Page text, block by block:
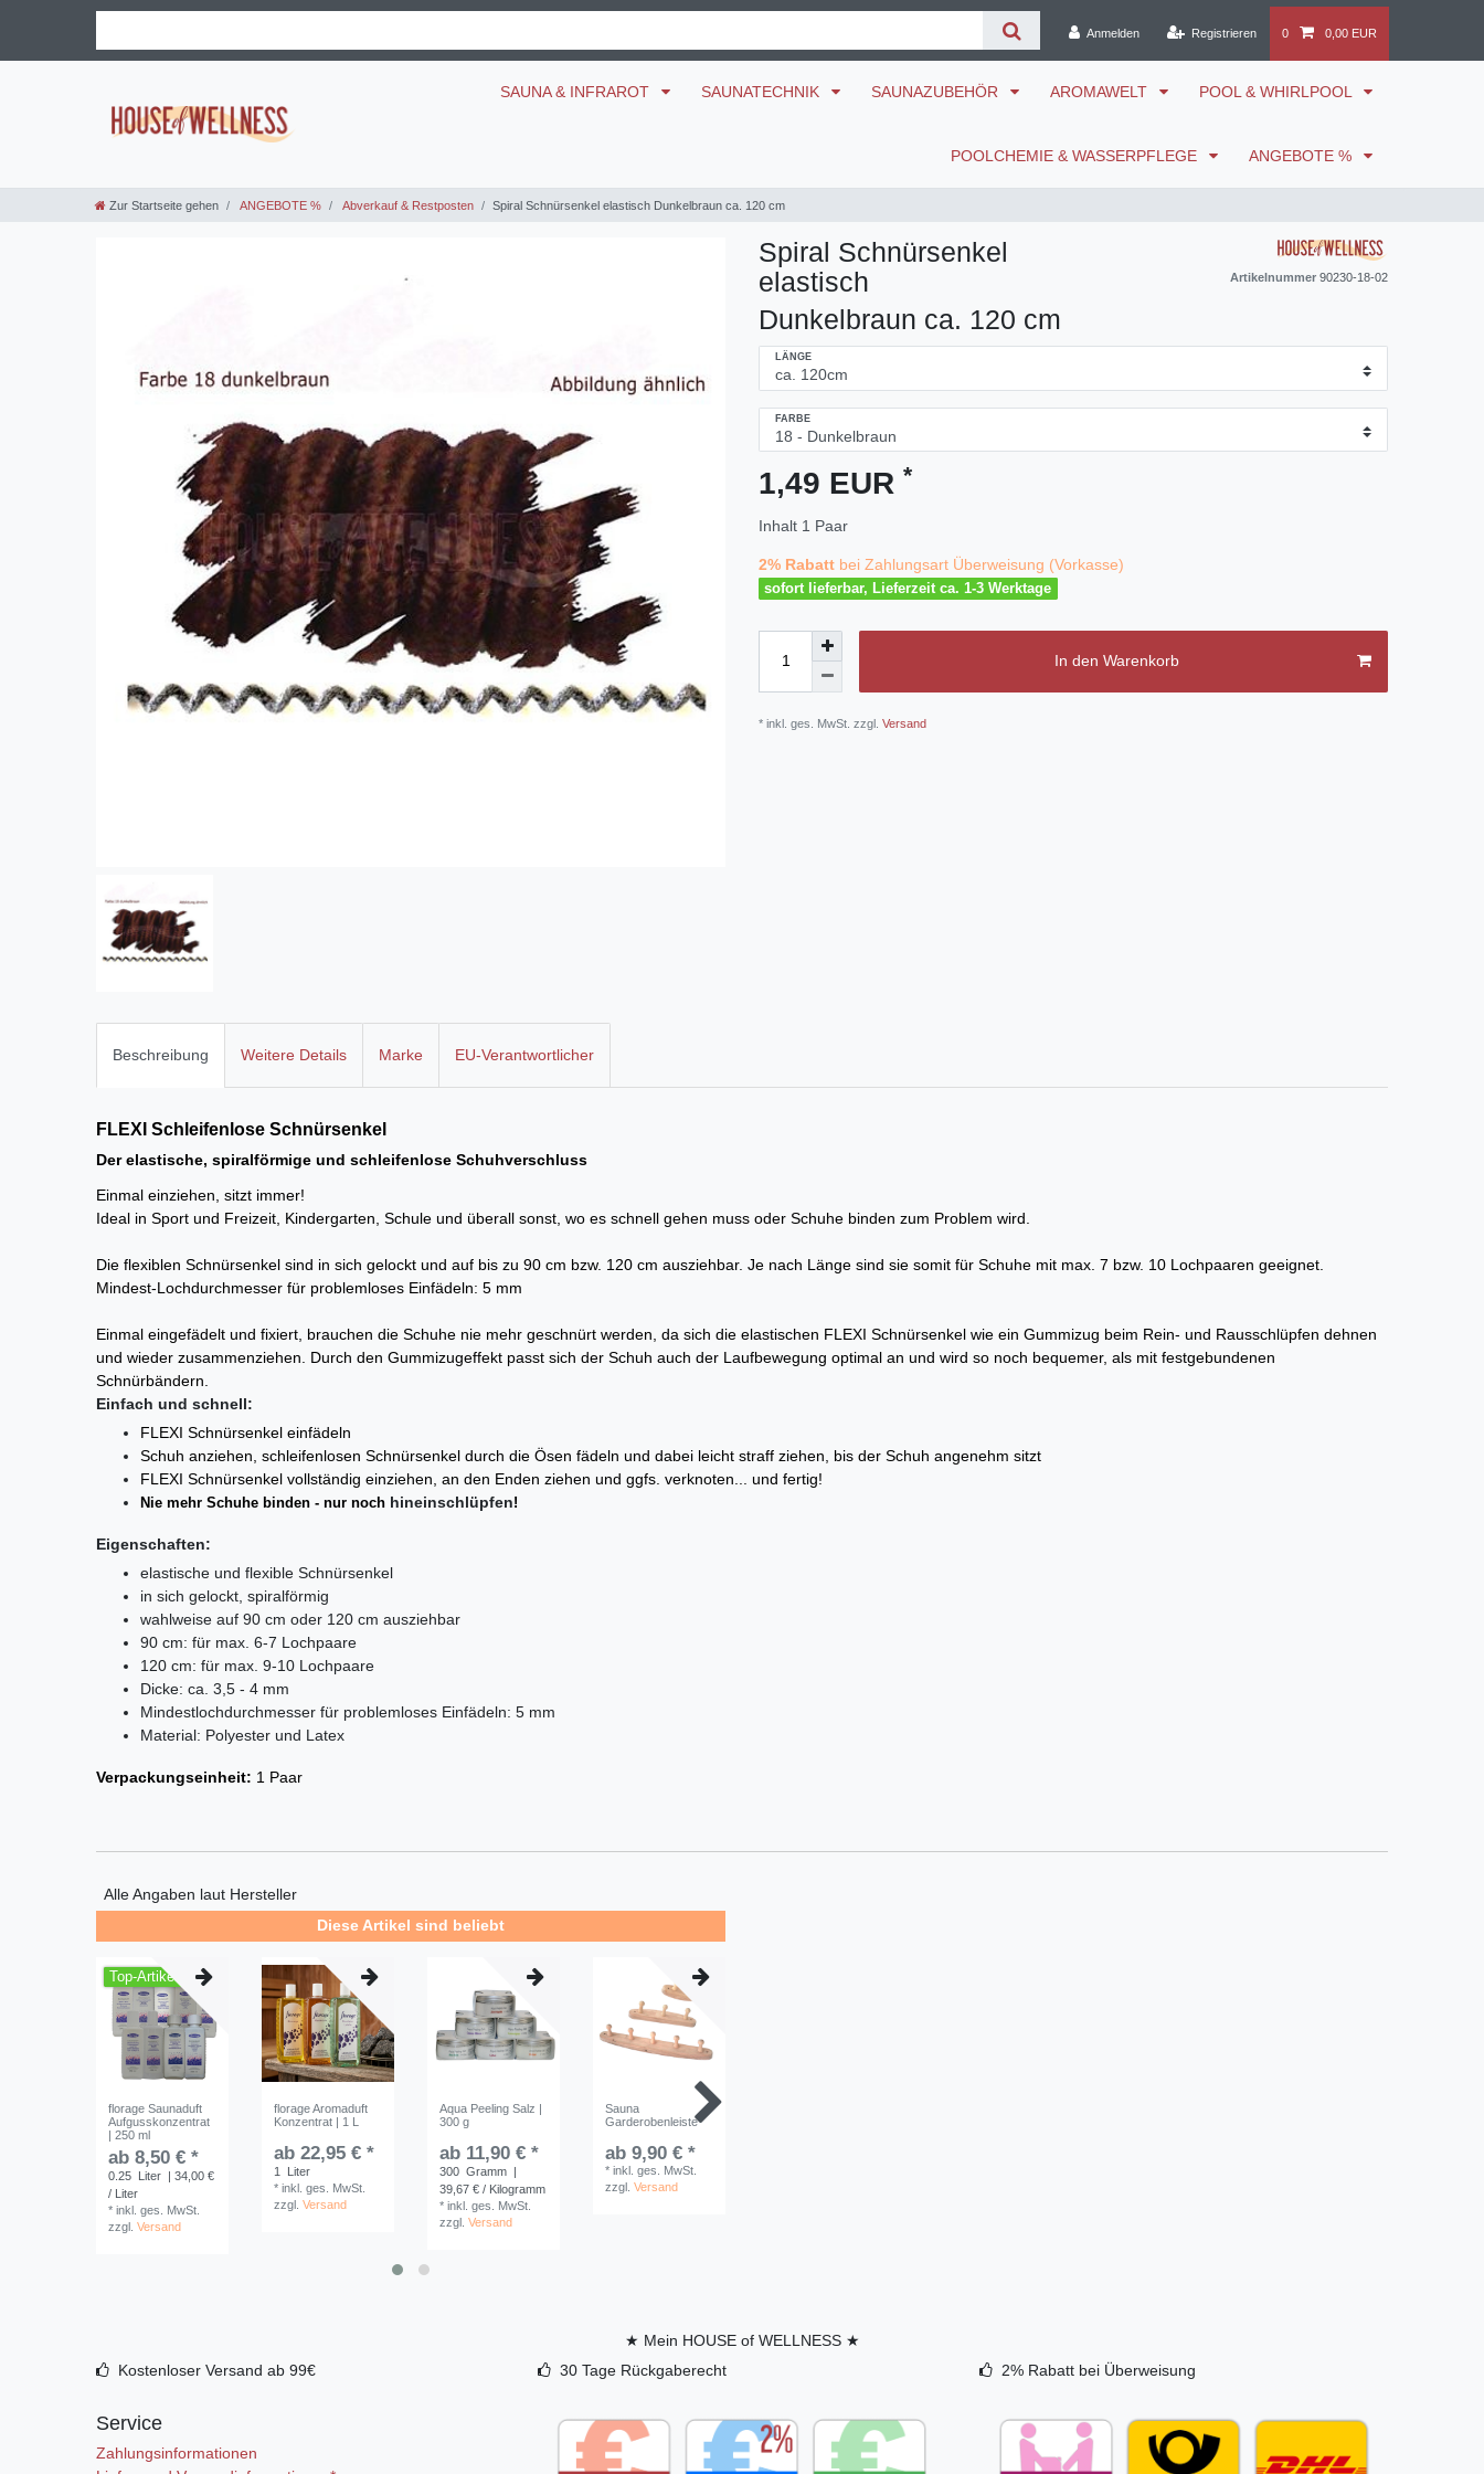
Anmelden Registrieren 0 0,00 EUR
SAUNA & INFRAROT SAUNATECHNIK SAUNAZUBEHÖR AROMAWELT POOL & WHIRLPOOL
POOLCHEMIE & WASSERPFLEGE ANGEBOTE %
Zur Startseite gehen ANGEBOTE % Abverkauf & Restposten Spiral Schnürsenkel elastisch Dunkelbraun ca. 120 cm
Spiral Schnürsenkel
elastisch
Dunkelbraun ca. 120 cm
Artikelnummer 90230-18-02
LÄNGE
FARBE
1,49 EUR *
Inhalt 1 Paar
2% Rabatt bei Zahlungsart Überweisung (Vorkasse)
sofort lieferbar, Lieferzeit ca. 1-3 Werktage
In den Warenkorb
* inkl. ges. MwSt. zzgl. Versand
Beschreibung Weitere Details Marke EU-Verantwortlicher
FLEXI Schleifenlose Schnürsenkel
Der elastische, spiralförmige und schleifenlose Schuhverschluss
Einmal einziehen, sitzt immer!
Ideal in Sport und Freizeit, Kindergarten, Schule und überall sonst, wo es schnell gehen muss oder Schuhe binden zum Problem wird.
Die flexiblen Schnürsenkel sind in sich gelockt und auf bis zu 90 cm bzw. 120 cm ausziehbar. Je nach Länge sind sie somit für Schuhe mit max. 7 bzw. 10 Lochpaaren geeignet.
Mindest-Lochdurchmesser für problemloses Einfädeln: 5 mm
Einmal eingefädelt und fixiert, brauchen die Schuhe nie mehr geschnürt werden, da sich die elastischen FLEXI Schnürsenkel wie ein Gummizug beim Rein- und Rausschlüpfen dehnen
und wieder zusammenziehen. Durch den Gummizugeffekt passt sich der Schuh auch der Laufbewegung optimal an und wird so noch bequemer, als mit festgebundenen
Schnürbändern.
Einfach und schnell:
FLEXI Schnürsenkel einfädeln
Schuh anziehen, schleifenlosen Schnürsenkel durch die Ösen fädeln und dabei leicht straff ziehen, bis der Schuh angenehm sitzt
FLEXI Schnürsenkel vollständig einziehen, an den Enden ziehen und ggfs. verknoten... und fertig!
Nie mehr Schuhe binden - nur noch hi­n­ein­schlüp­fen!
Eigenschaften:
elastische und flexible Schnürsenkel
in sich gelockt, spiralförmig
wahlweise auf 90 cm oder 120 cm ausziehbar
90 cm: für max. 6-7 Lochpaare
120 cm: für max. 9-10 Lochpaare
Dicke: ca. 3,5 - 4 mm
Mindestlochdurchmesser für problemloses Einfädeln: 5 mm
Material: Polyester und Latex
Verpackungseinheit: 1 Paar
Alle Angaben laut Hersteller
Diese Artikel sind beliebt
Top-Artikel
florage Saunaduft
Aufgusskonzentrat
| 250 ml
ab 8,50 € *
0.25 Liter | 34,00 €
/ Liter
*inkl. ges. MwSt.
zzgl.Versand
florage Aromaduft
Konzentrat | 1 L
ab 22,95 € *
1
Liter
*inkl. ges. MwSt.
zzgl.Versand
Aqua Peeling Salz |
300 g
ab 11,90 € *
300 Gramm |
39,67 € / Kilogramm
*inkl. ges. MwSt.
zzgl.Versand
Sauna
Garderobenleiste
ab 9,90 € *
*inkl. ges. MwSt.
zzgl.Versand
★ Mein HOUSE of WELLNESS ★
Kostenloser Versand ab 99€
30 Tage Rückgaberecht 2% Rabatt bei Überweisung
Service
Zahlungsinformationen